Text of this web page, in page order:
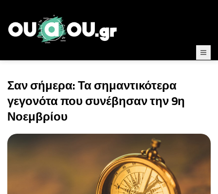
Σαν σήμερα: Τα σημαντικότερα
γεγονότα που συνέβησαν την 9η
Νοεμβρίου